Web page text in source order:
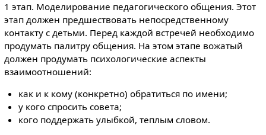
1 этап. Моделирование педагогического общения. Этот
этап должен предшествовать непосредственному
контакту с детьми. Перед каждой встречей необходимо
продумать палитру общения. На этом этапе вожатый
должен продумать психологические аспекты
взаимоотношений:
как и к кому (конкретно) обратиться по имени;
у кого спросить совета;
кого поддержать улыбкой, теплым словом.